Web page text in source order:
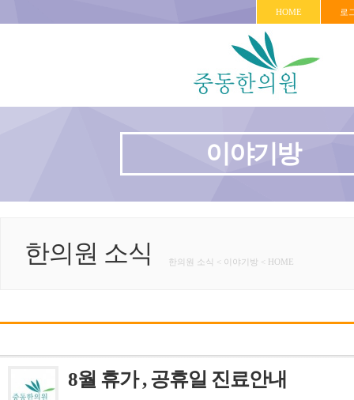
HOME 로
이야기방
한의원 소식 한의원 소식 < 이야기방 < HOME
8월 휴가 , 공휴일 진료안내